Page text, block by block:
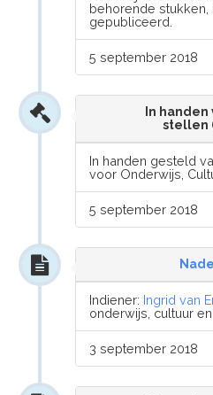
behorende
gepubliceerd.
5 september 2018
In
stellen
In handen gesteld
voor Onderwijs,
5 september 2018
Indiener: Ingrid van
onderwijs, cultuur
3 september 2018